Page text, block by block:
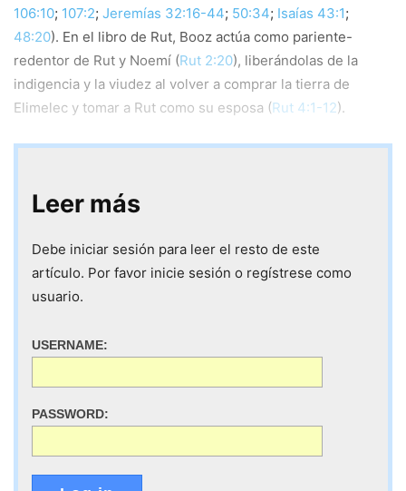
106:10; 107:2; Jeremías 32:16-44; 50:34; Isaías 43:1;
48:20). En el libro de Rut, Booz actúa como pariente-
redentor de Rut y Noemí (Rut 2:20), liberándolas de la
indigencia y la viudez al volver a comprar la tierra de
Elimelec y tomar a Rut como su esposa (Rut 4:1-12).
Leer más
Debe iniciar sesión para leer el resto de este
artículo. Por favor inicie sesión o regístrese como
usuario.
USERNAME:
PASSWORD: